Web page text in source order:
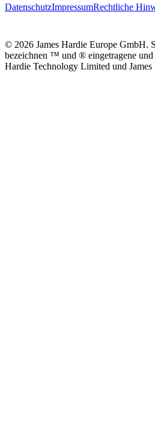
DatenschutzImpressumRechtliche
© 2026 James Hardie Europe GmbH.
bezeichnen ™ und ® eingetragene und
Hardie Technology Limited und